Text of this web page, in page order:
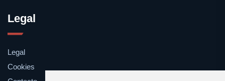
Legal
Legal
Cookies